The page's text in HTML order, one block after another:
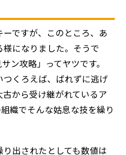
ですが、このところ、あ
になりました。そうで
ン攻略」ってヤツです。
つくろえば、ばれずに逃げ
から受け継がれているア
織でそんな姑息な技を繰り
出されたとしても数値は